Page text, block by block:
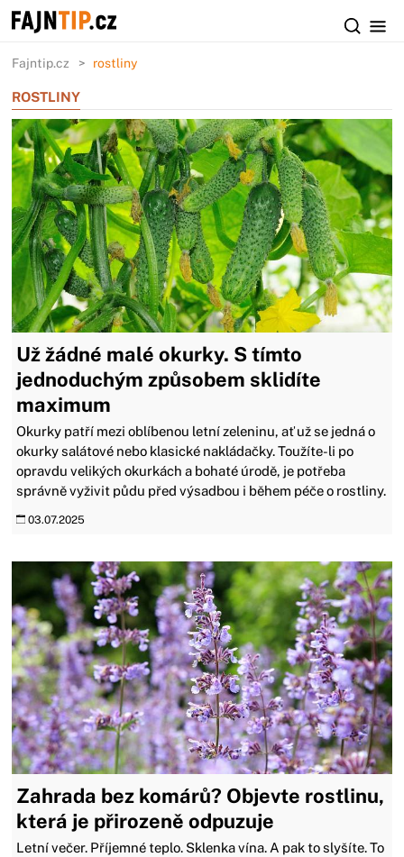
Fajntip.cz rostliny
ROSTLINY
Už žádné malé okurky. S tímto
jednoduchým způsobem sklidíte
maximum
Okurky patří mezi oblíbenou letní zeleninu, ať už se jedná o
okurky salátové nebo klasické nakládačky. Toužíte-li po
opravdu velikých okurkách a bohaté úrodě, je potřeba
správně vyživit půdu před výsadbou i během péče o rostliny.
03.07.2025
Zahrada bez komárů? Objevte rostlinu,
která je přirozeně odpuzuje
Letní večer. Příjemné teplo. Sklenka vína. A pak to slyšíte. To